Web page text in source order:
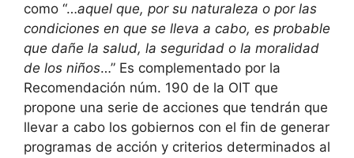
como “…aquel que, por su naturaleza o por las
condiciones en que se lleva a cabo, es probable
que dañe la salud, la seguridad o la moralidad
de los niños…” Es complementado por la
Recomendación núm. 190 de la OIT que
propone una serie de acciones que tendrán que
llevar a cabo los gobiernos con el fin de generar
programas de acción y criterios determinados al